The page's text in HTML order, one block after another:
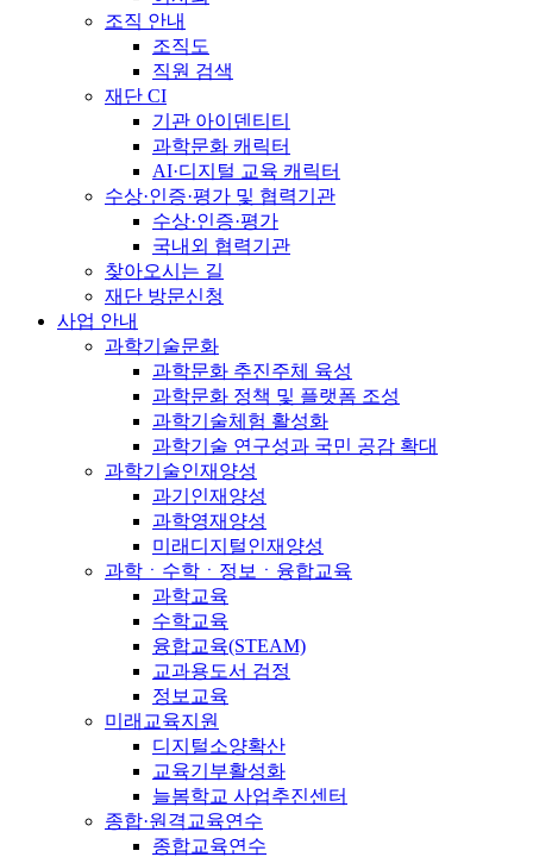
조직 안내
조직도
직원 검색
재단 CI
기관 아이덴티티
과학문화 캐릭터
AI·디지털 교육 캐릭터
수상·인증·평가 및 협력기관
수상·인증·평가
국내외 협력기관
찾아오시는 길
재단 방문신청
사업 안내
과학기술문화
과학문화 추진주체 육성
과학문화 정책 및 플랫폼 조성
과학기술체험 활성화
과학기술 연구성과 국민 공감 확대
과학기술인재양성
과기인재양성
과학영재양성
미래디지털인재양성
과학ㆍ수학ㆍ정보ㆍ융합교육
과학교육
수학교육
융합교육(STEAM)
교과용도서 검정
정보교육
미래교육지원
디지털소양확산
교육기부활성화
늘봄학교 사업추진센터
종합·원격교육연수
종합교육연수